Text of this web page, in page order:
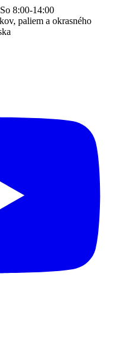
8:00-14:00
paliem a okrasného